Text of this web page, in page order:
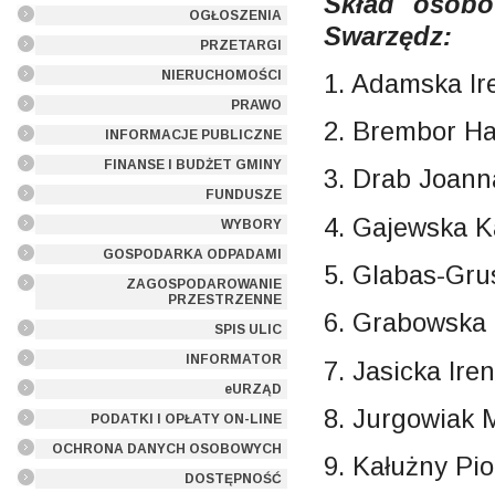
OGŁOSZENIA
PRZETARGI
NIERUCHOMOŚCI
PRAWO
INFORMACJE PUBLICZNE
FINANSE I BUDŻET GMINY
FUNDUSZE
WYBORY
GOSPODARKA ODPADAMI
ZAGOSPODAROWANIE
PRZESTRZENNE
SPIS ULIC
INFORMATOR
eURZĄD
PODATKI I OPŁATY ON-LINE
OCHRONA DANYCH OSOBOWYCH
DOSTĘPNOŚĆ
Swarzędz:
1. Adamska
2. Brembor
3. Drab
4. Gajewska
5. Glabas-
6. Grabowska
7. Jasicka
8. Jurgowiak
9. Kałużny